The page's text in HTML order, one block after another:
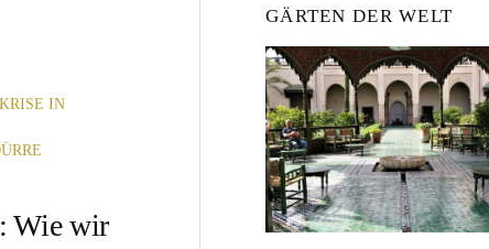
IN
Wie wir
GÄRTEN DER WELT